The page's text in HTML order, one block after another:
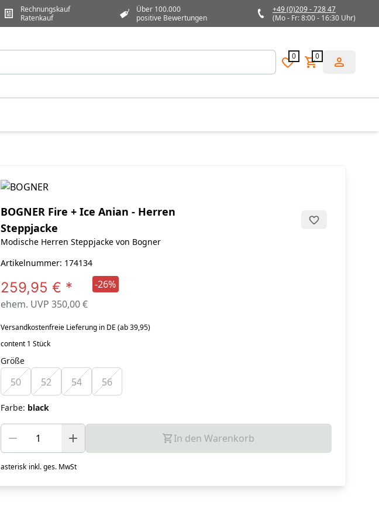
Rechnungskauf
Ratenkauf
Über 100.000
positive Bewertungen
+49 (0)209 - 728 47
(Mo - Fr: 8:00 - 16:30 Uhr)
0 0
BOGNER Fire + Ice Anian - Herren
Steppjacke
Modische Herren Steppjacke von Bogner
Artikelnummer: 174134
259,95 € *
ehem. UVP 350,00 €
-26%
Versandkostenfreie Lieferung in DE (ab 39,95)
content 1 Stück
Größe
50 52 54 56
Farbe: black
In den Warenkorb
asterisk inkl. ges. MwSt